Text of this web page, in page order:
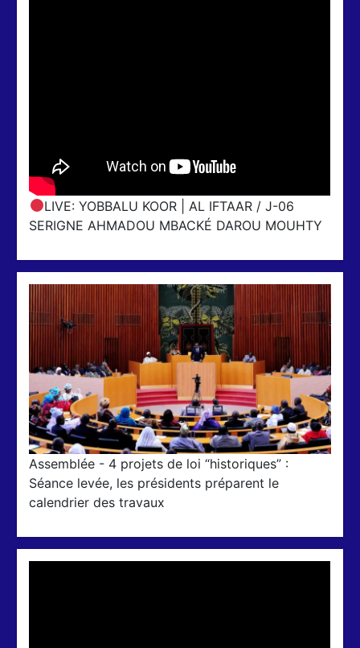
LIVE: YOBBALU KOOR | AL IFTAAR / J-06
SERIGNE AHMADOU MBACKÉ DAROU MOUHTY
Assemblée - 4 projets de loi “historiques” :
Séance levée, les présidents préparent le
calendrier des travaux